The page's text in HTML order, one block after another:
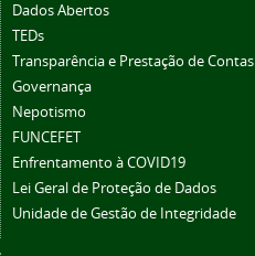
Dados Abertos
TEDs
Transparência e Prestação de Contas
Governança
Nepotismo
FUNCEFET
Enfrentamento à COVID19
Lei Geral de Proteção de Dados
Unidade de Gestão de Integridade